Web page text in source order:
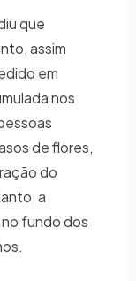
que
assim
em
nos
de flores,
do
a
fundo dos